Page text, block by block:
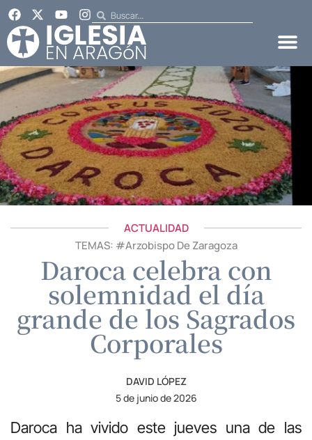
ACTUALIDAD
TEMAS: #Arzobispo De Zaragoza
Daroca celebra con
solemnidad el día
grande de los Sagrados
Corporales
DAVID LÓPEZ
5 de junio de 2026
Daroca ha vivido este jueves una de las